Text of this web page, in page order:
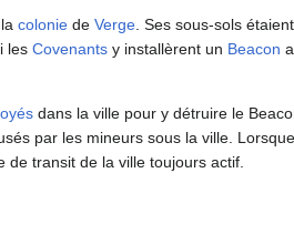
colonie de Verge . Ses sous-sols
les Covenants y installèrent un Beacon
dans la ville pour y détruire le
par les mineurs sous la ville.
transit de la ville toujours actif.